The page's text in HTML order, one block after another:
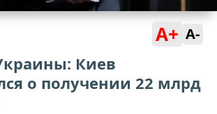
A+ A-
Киев
о получении 22 млрд